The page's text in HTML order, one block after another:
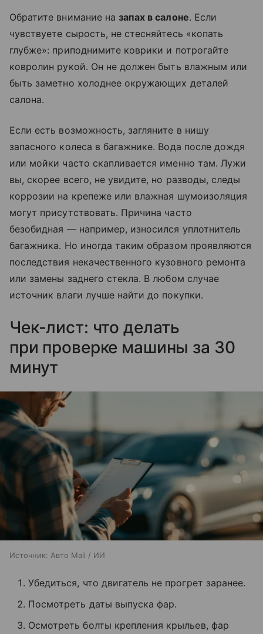
Обратите внимание назапах в салоне. Если
чувствуете сырость, не стесняйтесь «копать
глубже»: приподнимите коврики и потрогайте
ковролин рукой. Он не должен быть влажным или
быть заметно холоднее окружающих деталей
салона.
Если есть возможность, загляните в нишу
запасного колеса в багажнике. Вода после дождя
или мойки часто скапливается именно там. Лужи
вы, скорее всего, не увидите, но разводы, следы
коррозии на крепеже или влажная шумоизоляция
могут присутствовать. Причина часто
безобидная — например, износился уплотнитель
багажника. Но иногда таким образом проявляются
последствия некачественного кузовного ремонта
или замены заднего стекла. В любом случае
источник влаги лучше найти до покупки.
Чек-лист: что делать
при проверке машины за 30
минут
Источник: Авто Mail / ИИ
Убедиться, что двигатель не прогрет заранее.
Посмотреть даты выпуска фар.
Осмотреть болты крепления крыльев, фар